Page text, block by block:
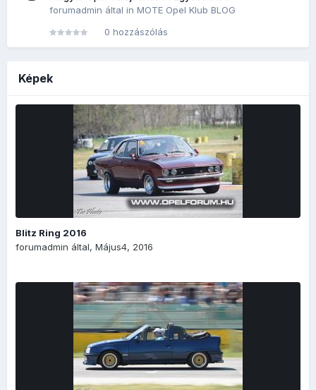
forumadmin által in MOTE Opel Klub BLOG
0 hozzászólás
Képek
Blitz Ring 2016
forumadmin által, Május4, 2016